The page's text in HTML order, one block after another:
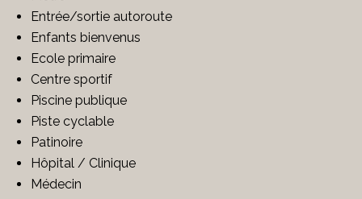
Entrée/sortie autoroute
Enfants bienvenus
Ecole primaire
Centre sportif
Piscine publique
Piste cyclable
Patinoire
Hôpital / Clinique
Médecin